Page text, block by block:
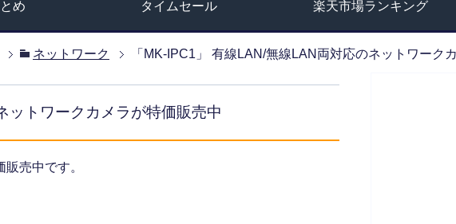
め タイムセール 楽天市場ランキング
ネットワーク 「MK-IPC1」 有線LAN/無線LAN両対応のネットワーク
トワークカメラが特価販売中
売中です。